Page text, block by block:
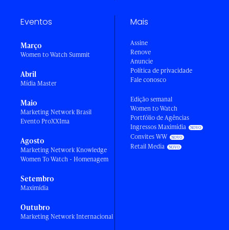
Eventos
Março
Women to Watch Summit
Abril
Mídia Master
Maio
Marketing Network Brasil
Evento ProXXIma
Agosto
Marketing Network Knowledge
Women To Watch - Homenagem
Setembro
Maximídia
Outubro
Marketing Network Internacional
Mais
Assine
Renove
Anuncie
Política de privacidade
Fale conosco
Edição semanal
Women to Watch
Portfólio de Agências
Ingressos Maximídia
Convites WW
Retail Media